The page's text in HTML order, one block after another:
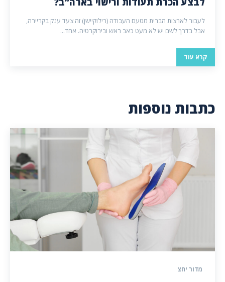
לעבור לארצות הברית מטעם העבודה (רילוקיישן) זה צעד ענק בקריירה,
אבל בדרך לשם יש לא מעט כאב ראש ובירוקרטיה. אחד...
קרא עוד
כתבות נוספות
מדור יחצ